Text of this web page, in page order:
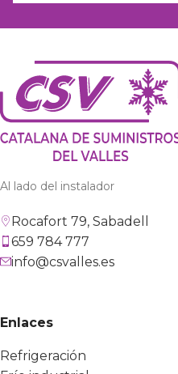
Al lado del instalador
Rocafort 79, Sabadell
659 784 777
info@csvalles.es
Enlaces
Refrigeración